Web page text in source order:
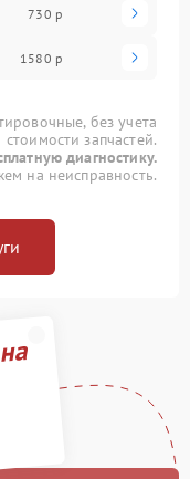
730 р
1580 р
без учета
стоимости запчастей.
диагностику.
на неисправность.